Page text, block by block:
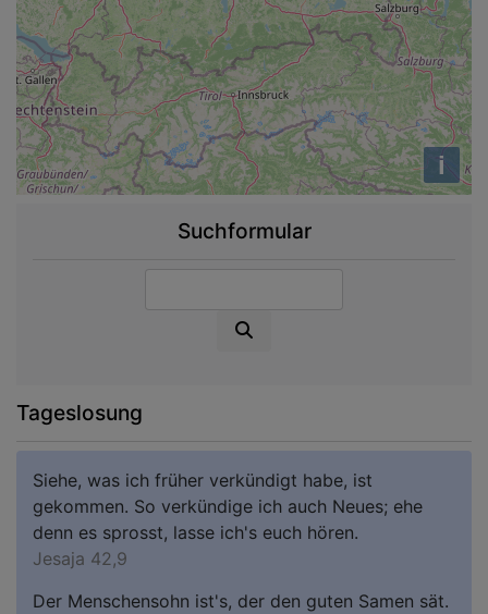
i
Suchformular
Tageslosung
Siehe, was ich früher verkündigt habe, ist
gekommen. So verkündige ich auch Neues; ehe
denn es sprosst, lasse ich's euch hören.
Jesaja 42,9
Der Menschensohn ist's, der den guten Samen sät.